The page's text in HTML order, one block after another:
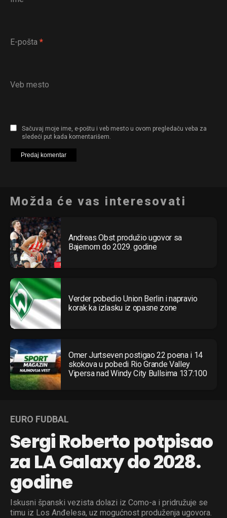
E-pošta *
Veb mesto
Sačuvaj moje ime, e-poštu i veb mesto u ovom pregledaču veba za
sledeći put kada komentarišem.
Možda će vas interesovati
Andreas Obst produžio ugovor sa
Bajernom do 2029. godine
Verder pobedio Union Berlin i napravio
korak ka izlasku iz opasne zone
Omer Jurtseven postigao 22 poena i 14
skokova u pobedi Rio Grande Valley
Vipersa nad Windy City Bullsima 137:100
EURO FUDBAL
Sergi Roberto potpisao
za LA Galaxy do 2028.
godine
Iskusni španski vezista dolazi iz Como-a i pridružuje se
timu iz Los Anđelesa, uz mogućnost produženja ugovora.